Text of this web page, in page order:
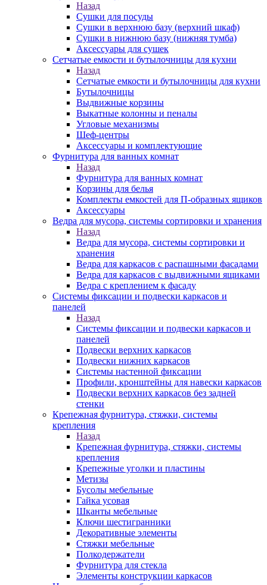
Назад
Сушки для посуды
Сушки в верхнюю базу (верхний шкаф)
Сушки в нижнюю базу (нижняя тумба)
Аксессуары для сушек
Сетчатые емкости и бутылочницы для кухни
Назад
Сетчатые емкости и бутылочницы для кухни
Бутылочницы
Выдвижные корзины
Выкатные колонны и пеналы
Угловые механизмы
Шеф-центры
Аксессуары и комплектующие
Фурнитура для ванных комнат
Назад
Фурнитура для ванных комнат
Корзины для белья
Комплекты емкостей для П-образных ящиков
Аксессуары
Ведра для мусора, системы сортировки и хранения
Назад
Ведра для мусора, системы сортировки и
хранения
Ведра для каркасов с распашными фасадами
Ведра для каркасов с выдвижными ящиками
Ведра с креплением к фасаду
Системы фиксации и подвески каркасов и
панелей
Назад
Системы фиксации и подвески каркасов и
панелей
Подвески верхних каркасов
Подвески нижних каркасов
Системы настенной фиксации
Профили, кронштейны для навески каркасов
Подвески верхних каркасов без задней
стенки
Крепежная фурнитура, стяжки, системы
крепления
Назад
Крепежная фурнитура, стяжки, системы
крепления
Крепежные уголки и пластины
Метизы
Бусолы мебельные
Гайка усовая
Шканты мебельные
Ключи шестигранники
Декоративные элементы
Стяжки мебельные
Полкодержатели
Фурнитура для стекла
Элементы конструкции каркасов